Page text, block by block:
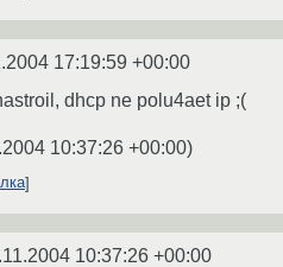
17:19:59 +00:00
dhcp ne polu4aet ip ;(
10:37:26 +00:00)
10:37:26 +00:00